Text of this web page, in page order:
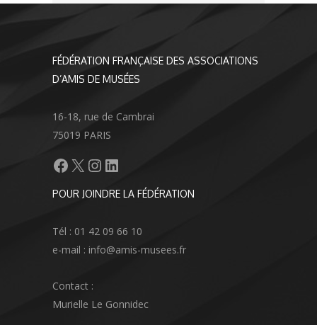
FÉDÉRATION FRANÇAISE DES ASSOCIATIONS
D’AMIS DE MUSÉES
16-18, rue de Cambrai
75019 PARIS
Facebook
X Instagram
LinkedIn
POUR JOINDRE LA FÉDÉRATION
Tél : 01 42 09 66 10
e-mail : info@amis-musees.fr
Contact :
Murielle Le Gonnidec